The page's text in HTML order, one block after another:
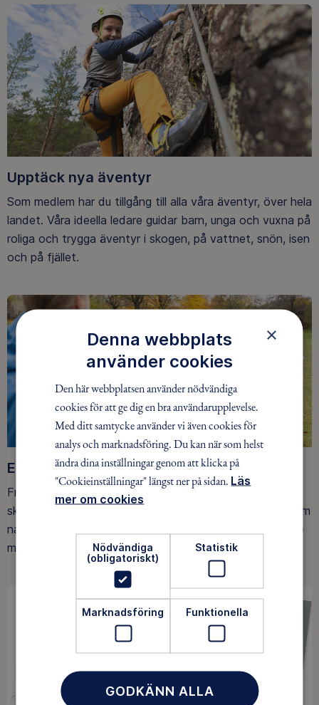
Upptäck nya äventyr
Som medlem har du tillgång till alla våra äventyr, över hela
landet. Våra ideella ledare guidar barn, unga och vuxna på
roliga och trygga äventyr i skogen, på vattnet, snön, isen
och på fjället.
Ett friluftsliv för alla
Friluftsfrämjandet arbetar för att så många som möjligt
ska upptäcka den rörelseglädje och de hälsoeffekter som
naturen ger. Som medlem bidrar du också till vårt arbete
med att skydda allemansrätten.
×
Denna webbplats
använder cookies
Den här webbplatsen använder nödvändiga
cookies för att ge dig en bra användarupplevelse.
Med ditt samtycke använder vi även cookies för
analys och marknadsföring. Du kan när som helst
ändra dina inställningar genom att klicka på
"Cookieinställningar" längst ner på sidan. Läs
mer om cookies
Nödvändiga
(obligatoriskt)
Statistik
Marknadsföring Funktionella
GODKÄNN ALLA